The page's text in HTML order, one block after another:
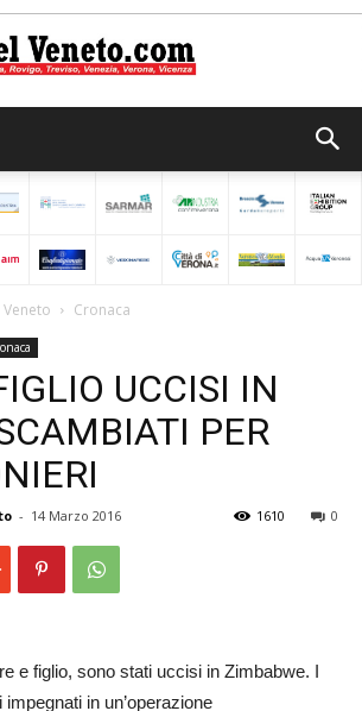
del
Cronaca
UCCISI IN
PER
- 14 Marzo 2016 0
1610
e figlio, sono stati uccisi in Zimbabwe. I
in un’operazione